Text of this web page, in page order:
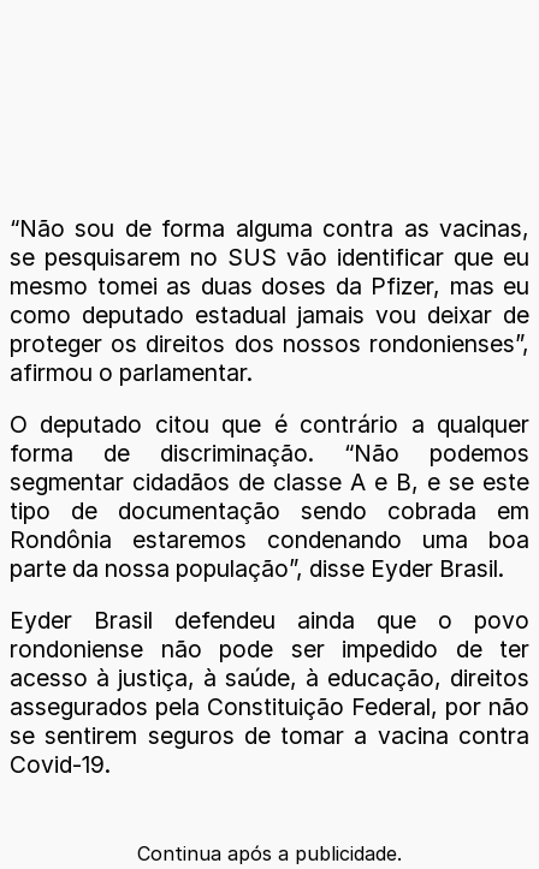
“Não sou de forma alguma contra as vacinas,
se pesquisarem no SUS vão identificar que eu
mesmo tomei as duas doses da Pfizer, mas eu
como deputado estadual jamais vou deixar de
proteger os direitos dos nossos rondonienses”,
afirmou o parlamentar.
O deputado citou que é contrário a qualquer
forma de discriminação. “Não podemos
segmentar cidadãos de classe A e B, e se este
tipo de documentação sendo cobrada em
Rondônia estaremos condenando uma boa
parte da nossa população”, disse Eyder Brasil.
Eyder Brasil defendeu ainda que o povo
rondoniense não pode ser impedido de ter
acesso à justiça, à saúde, à educação, direitos
assegurados pela Constituição Federal, por não
se sentirem seguros de tomar a vacina contra
Covid-19.
Continua após a publicidade.